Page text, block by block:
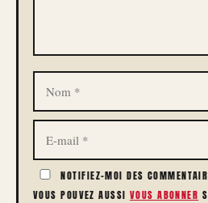
NOM
E-
MAIL
NOTIFIEZ-MOI DES
VOUS POUVEZ AUSSI VOUS ABONNER